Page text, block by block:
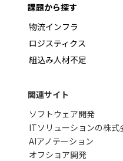
課題から探す
物流インフラ
ロジスティクス
組込み人材不足
関連サイト
ソフトウェア開発
ITソリューションの株式
AIアノテーション
オフショア開発